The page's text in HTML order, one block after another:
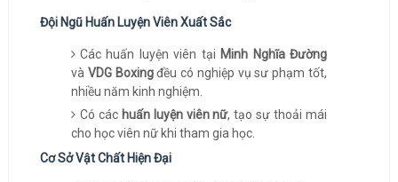
Đội Ngũ Huấn Luyện Viên Xuất Sắc
Các huấn luyện viên tại Minh Nghĩa Đường
và VDG Boxingđều có nghiệp vụ sư phạm tốt,
nhiều năm kinh nghiệm.
Có các huấn luyện viên nữ, tạo sự thoải mái
cho học viên nữ khi tham gia học.
Cơ Sở Vật Chất Hiện Đại